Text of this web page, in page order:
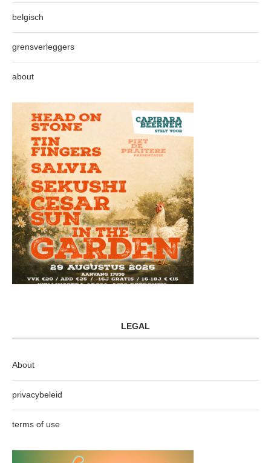
belgisch
grensverleggers
about
LEGAL
About
privacybeleid
terms of use